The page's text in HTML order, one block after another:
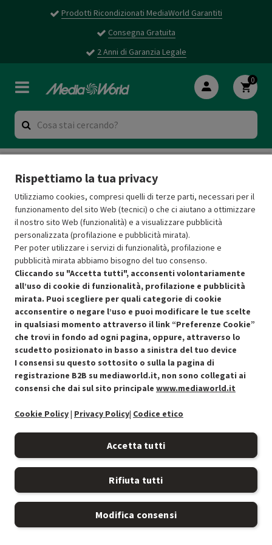
Prodotti Ricondizionati MediaWorld Garantiti
Consegna Gratuita
2 Anni di Garanzia Legale
0
Spiacenti, ma non è stato trovato alcun
risultato per:
Condizioni generali di vendita
Cookie Policy
Preferenze cookie
Recedere dal contratto qui
Rispettiamo la tua privacy
Utilizziamo cookies, compresi quelli di terze parti, necessari per il
funzionamento del sito Web (tecnici) o che ci aiutano a ottimizzare
il nostro sito Web (funzionalità) e a visualizzare pubblicità
personalizzata (profilazione e pubblicità mirata).
Per poter utilizzare i servizi di funzionalità, profilazione e
pubblicità mirata abbiamo bisogno del tuo consenso.
Cliccando su "Accetta tutti", acconsenti volontariamente
all’uso di cookie di funzionalità, profilazione e pubblicità
mirata. Puoi scegliere per quali categorie di cookie
acconsentire o negare l’uso e puoi modificare le tue scelte
in qualsiasi momento attraverso il link “Preferenze Cookie”
che trovi in fondo ad ogni pagina, oppure, attraverso lo
scudetto posizionato in basso a sinistra del tuo device
I consensi su questo sottosito o sulla la pagina di
registrazione B2B su mediaworld.it, non sono collegati ai
consensi che dai sul sito principale www.mediaworld.it
Cookie Policy| Privacy Policy| Codice etico
Accetta tutti
Rifiuta tutti
Modifica consensi